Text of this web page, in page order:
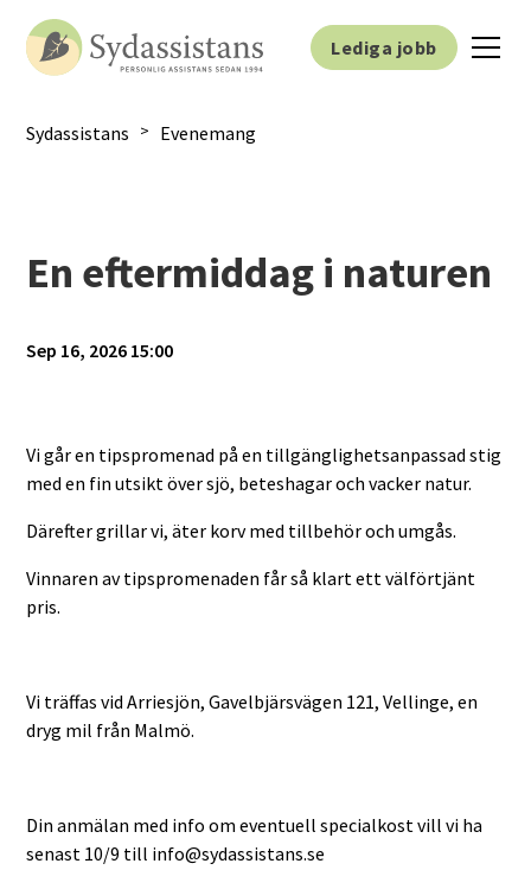
Lediga jobb
Sydassistans > Evenemang
En eftermiddag i naturen
Sep 16, 2026 15:00
Vi går en tipspromenad på en tillgänglighetsanpassad stig
med en fin utsikt över sjö, beteshagar och vacker natur.
Därefter grillar vi, äter korv med tillbehör och umgås.
Vinnaren av tipspromenaden får så klart ett välförtjänt
pris.
Vi träffas vid Arriesjön, Gavelbjärsvägen 121, Vellinge, en
dryg mil från Malmö.
Din anmälan med info om eventuell specialkost vill vi ha
senast 10/9 till info@sydassistans.se